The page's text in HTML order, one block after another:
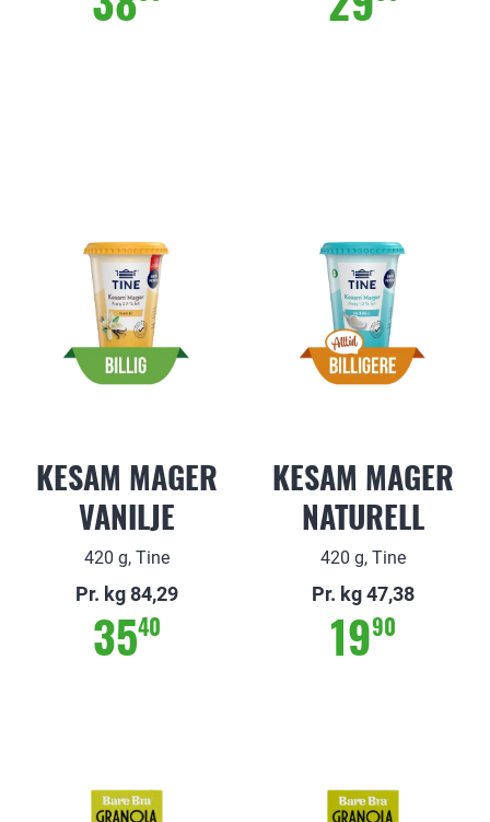
KESAM MAGER
VANILJE
420 g, Tine
Pr. kg 84,29
3540
KESAM MAGER
NATURELL
420 g, Tine
Pr. kg 47,38
1990